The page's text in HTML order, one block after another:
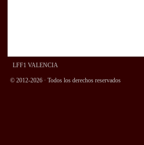
LFF1 VALENCIA
© 2012-2026 · Todos los derechos reservados